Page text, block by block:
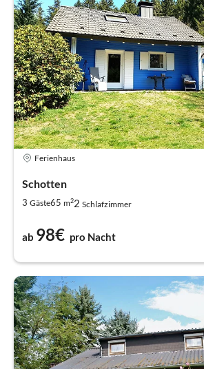
Ferienhaus
Schotten
3 Gäste65 m22 Schlafzimmer
ab 98€ pro Nacht